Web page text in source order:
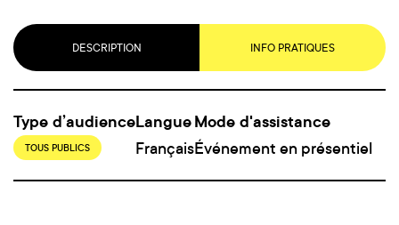
DESCRIPTION INFO PRATIQUES
Type d’audience
TOUS PUBLICS
Langue
Français
Mode d'assistance
Événement en présentiel